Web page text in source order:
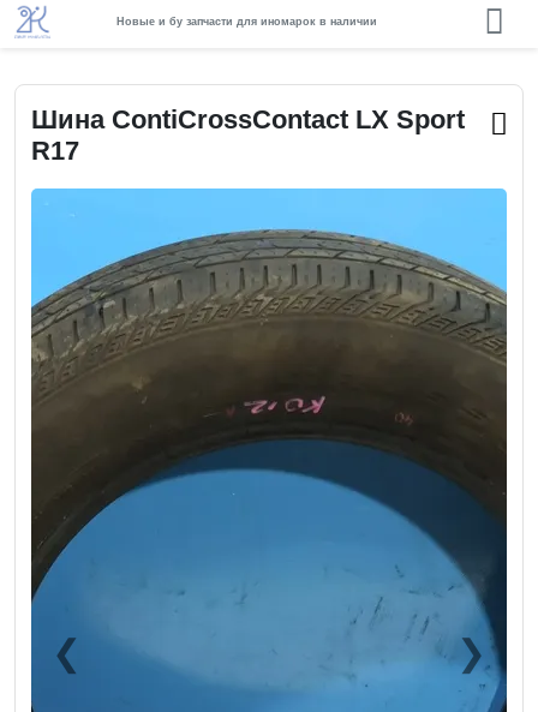
Новые и бу запчасти для иномарок в наличии
Шина ContiCrossContact LX Sport
R17
❮Previous ❯Next